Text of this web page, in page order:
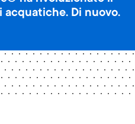
Di nuovo.